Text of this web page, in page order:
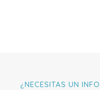
¿NECESITAS UN